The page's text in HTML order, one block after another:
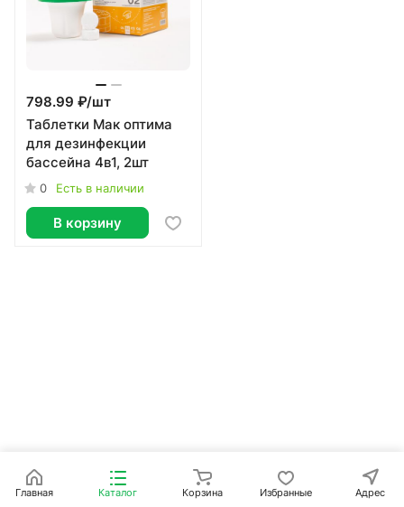
798.99 ₽/шт
Таблетки Мак оптима
для дезинфекции
бассейна 4в1, 2шт
0 Есть в наличии
В корзину
Главная Каталог Корзина Избранные Адрес